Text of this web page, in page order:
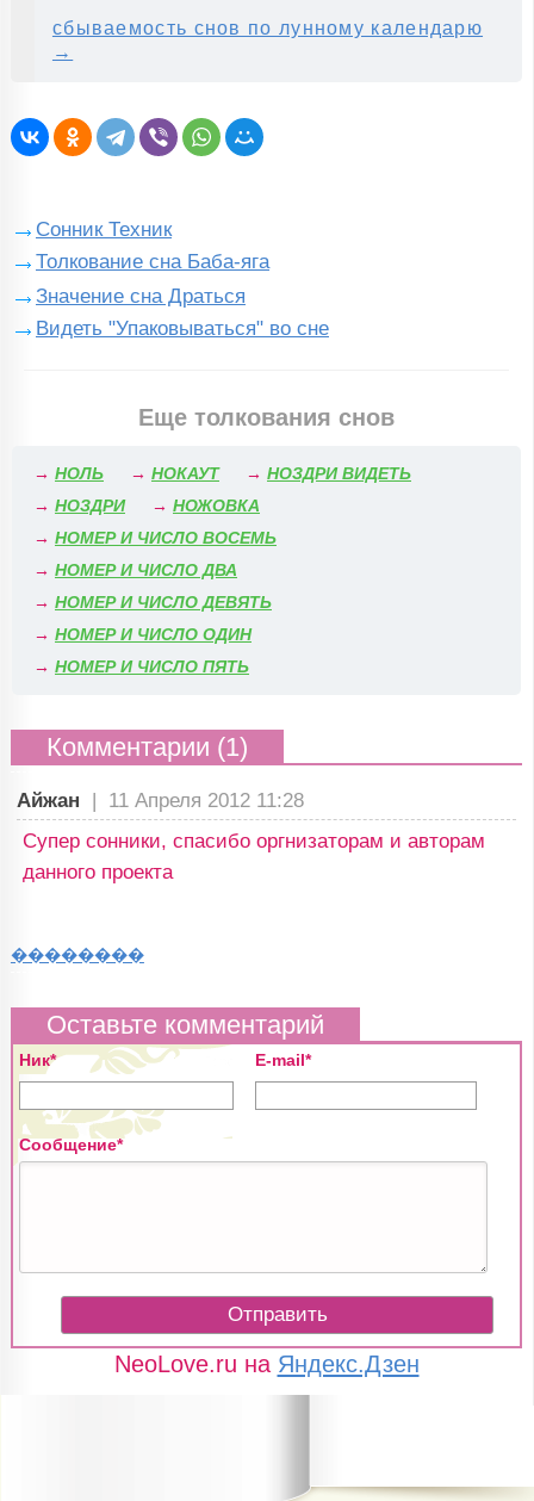
сбываемость снов по лунному календарю
→
Сонник Техник
Толкование сна Баба-яга
Значение сна Драться
Видеть "Упаковываться" во сне
Еще толкования снов
→ НОЛЬ → НОКАУТ → НОЗДРИ ВИДЕТЬ
→ НОЗДРИ → НОЖОВКА
→ НОМЕР И ЧИСЛО ВОСЕМЬ
→ НОМЕР И ЧИСЛО ДВА
→ НОМЕР И ЧИСЛО ДЕВЯТЬ
→ НОМЕР И ЧИСЛО ОДИН
→ НОМЕР И ЧИСЛО ПЯТЬ
Комментарии (1)
Айжан | 11 Апреля 2012 11:28
Супер сонники, спасибо оргнизаторам и авторам
данного проекта
��������
Оставьте комментарий
Ник* E-mail*
Сообщение*
NeoLove.ru на Яндекс.Дзен